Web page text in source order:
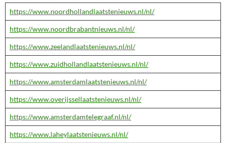
https://www.noordhollandlaatstenieuws.nl/nl/
https://www.noordbrabantnieuws.nl/nl/
https://www.zeelandlaatstenieuws.nl/nl/
https://www.zuidhollandlaatstenieuws.nl/nl/
https://www.amsterdamlaatstenieuws.nl/nl/
https://www.overijssellaatstenieuws.nl/nl/
https://www.amsterdamtelegraaf.nl/nl/
https://www.laheylaatstenieuws.nl/nl/